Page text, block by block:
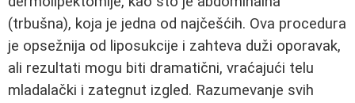
(trbušna), koja je jedna od najčešćih. Ova procedura
je opsežnija od liposukcije i zahteva duži oporavak,
ali rezultati mogu biti dramatični, vraćajući telu
mladalački i zategnut izgled. Razumevanje svih